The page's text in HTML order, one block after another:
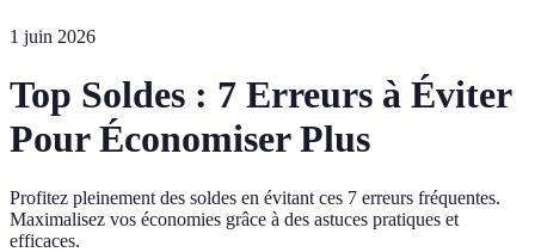
1 juin 2026
Top Soldes : 7 Erreurs à Éviter
Pour Économiser Plus
Profitez pleinement des soldes en évitant ces 7 erreurs fréquentes.
Maximalisez vos économies grâce à des astuces pratiques et
efficaces.